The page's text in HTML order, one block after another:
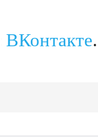
ВКонтакте.